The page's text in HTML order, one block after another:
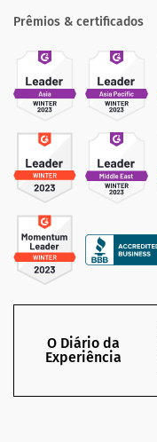
Prêmios & certificados
O Diário da
Experiência